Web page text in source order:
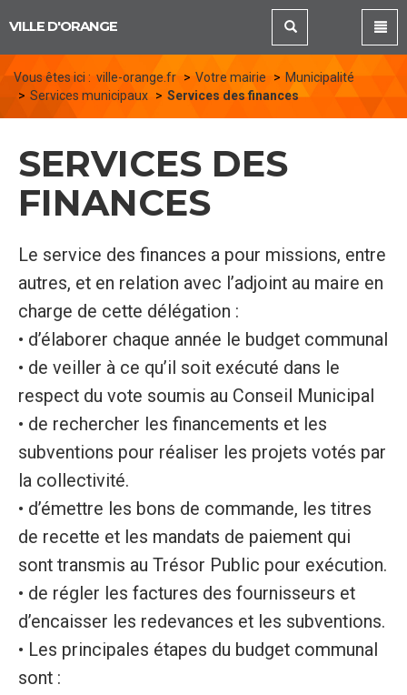
VILLE D'ORANGE
Vous êtes ici : ville-orange.fr Votre mairie
Municipalité
Services municipaux
Services des finances
SERVICES DES
FINANCES
Le service des finances a pour missions, entre
autres, et en relation avec l’adjoint au maire en
charge de cette délégation :
• d’élaborer chaque année le budget communal
• de veiller à ce qu’il soit exécuté dans le
respect du vote soumis au Conseil Municipal
• de rechercher les financements et les
subventions pour réaliser les projets votés par
la collectivité.
• d’émettre les bons de commande, les titres
de recette et les mandats de paiement qui
sont transmis au Trésor Public pour exécution.
• de régler les factures des fournisseurs et
d’encaisser les redevances et les subventions.
• Les principales étapes du budget communal
sont :